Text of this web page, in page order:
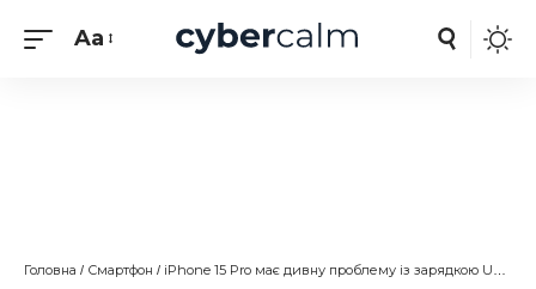
Aa
Головна / Смартфон / iPhone 15 Pro має дивну проблему із зарядкою USB-C